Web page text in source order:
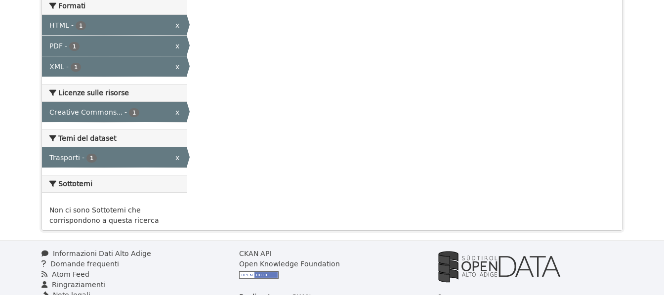
Formati
HTML- 1
x
PDF- 1
x
XML- 1 x
Licenze sulle risorse
Creative Commons... - 1 x
Temi del dataset
Trasporti - 1 x
Sottotemi
Non ci sono Sottotemi che
corrispondono a questa ricerca
Informazioni Dati Alto Adige
Domande frequenti
Atom Feed
Ringraziamenti
CKAN API
Open Knowledge Foundation